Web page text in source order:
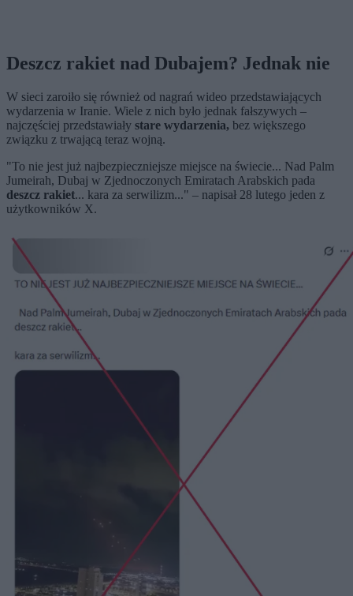
Deszcz rakiet nad Dubajem? Jednak nie
W sieci zaroiło się również od nagrań wideo przedstawiających
wydarzenia w Iranie. Wiele z nich było jednak fałszywych –
najczęściej przedstawiały stare wydarzenia, bez większego
związku z trwającą teraz wojną.
"To nie jest już najbezpieczniejsze miejsce na świecie... Nad Palm
Jumeirah, Dubaj w Zjednoczonych Emiratach Arabskich pada
deszcz rakiet... kara za serwilizm..." – napisał 28 lutego jeden z
użytkowników X.